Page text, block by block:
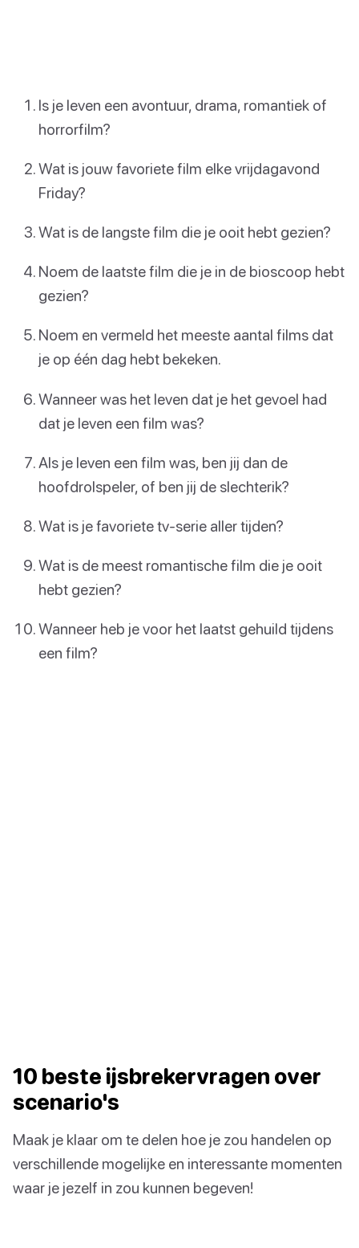
Is je leven een avontuur, drama, romantiek of
horrorfilm?
Wat is jouw favoriete film elke vrijdagavond
Friday?
Wat is de langste film die je ooit hebt gezien?
Noem de laatste film die je in de bioscoop hebt
gezien?
Noem en vermeld het meeste aantal films dat
je op één dag hebt bekeken.
Wanneer was het leven dat je het gevoel had
dat je leven een film was?
Als je leven een film was, ben jij dan de
hoofdrolspeler, of ben jij de slechterik?
Wat is je favoriete tv-serie aller tijden?
Wat is de meest romantische film die je ooit
hebt gezien?
Wanneer heb je voor het laatst gehuild tijdens
een film?
10 beste ijsbrekervragen over
scenario's
Maak je klaar om te delen hoe je zou handelen op
verschillende mogelijke en interessante momenten
waar je jezelf in zou kunnen begeven!